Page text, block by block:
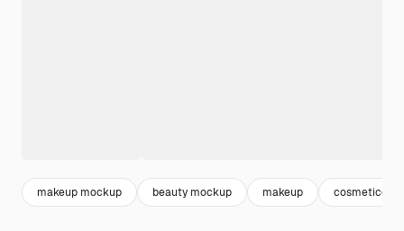
makeup mockup beauty mockup makeup cosmeticos